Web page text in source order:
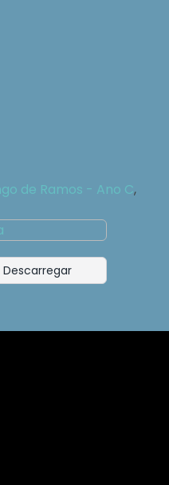
de Ramos - Ano C,
Descarregar